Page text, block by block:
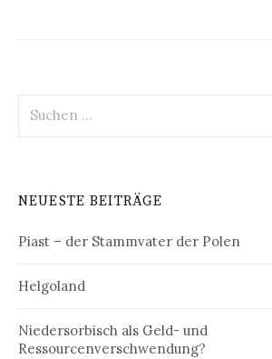
nach:
NEUESTE BEITRÄGE
Piast – der Stammvater der Polen
Helgoland
Niedersorbisch als Geld- und
Ressourcenverschwendung?